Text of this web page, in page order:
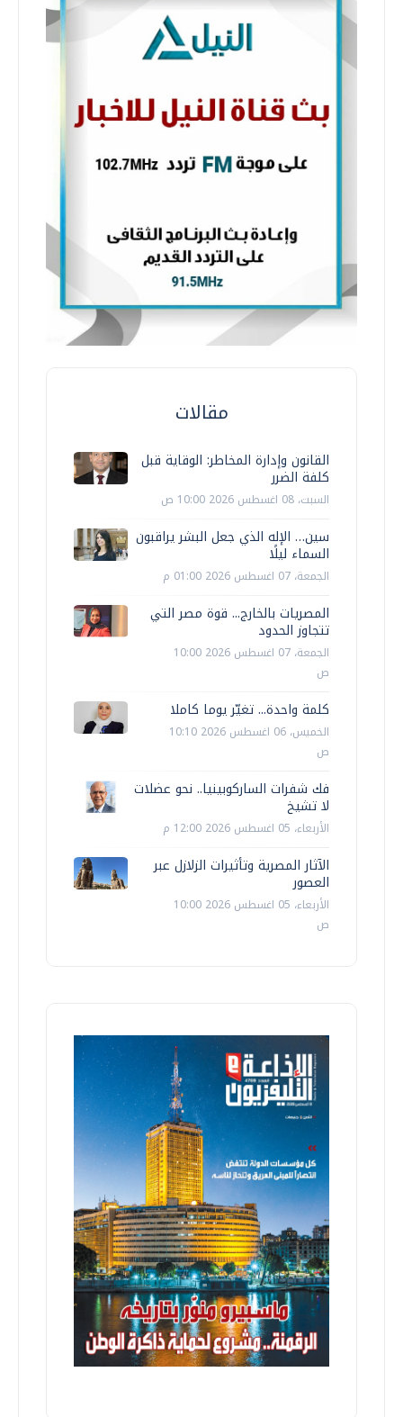
مقالات
القانون وإدارة المخاطر: الوقاية قبل
كلفة الضرر
السبت، 08 اغسطس 2026 10:00 ص
سين… الإله الذي جعل البشر يراقبون
السماء ليلًا
الجمعة، 07 اغسطس 2026 01:00 م
المصريات بالخارج... قوة مصر التي
تتجاوز الحدود
الجمعة، 07 اغسطس 2026 10:00
ص
كلمة واحدة... تغيّر يوما كاملا
الخميس، 06 اغسطس 2026 10:10
ص
فك شفرات الساركوبينيا.. نحو عضلات
لا تشيخ
الأربعاء، 05 اغسطس 2026 12:00 م
الآثار المصرية وتأثيرات الزلازل عبر
العصور
الأربعاء، 05 اغسطس 2026 10:00
ص